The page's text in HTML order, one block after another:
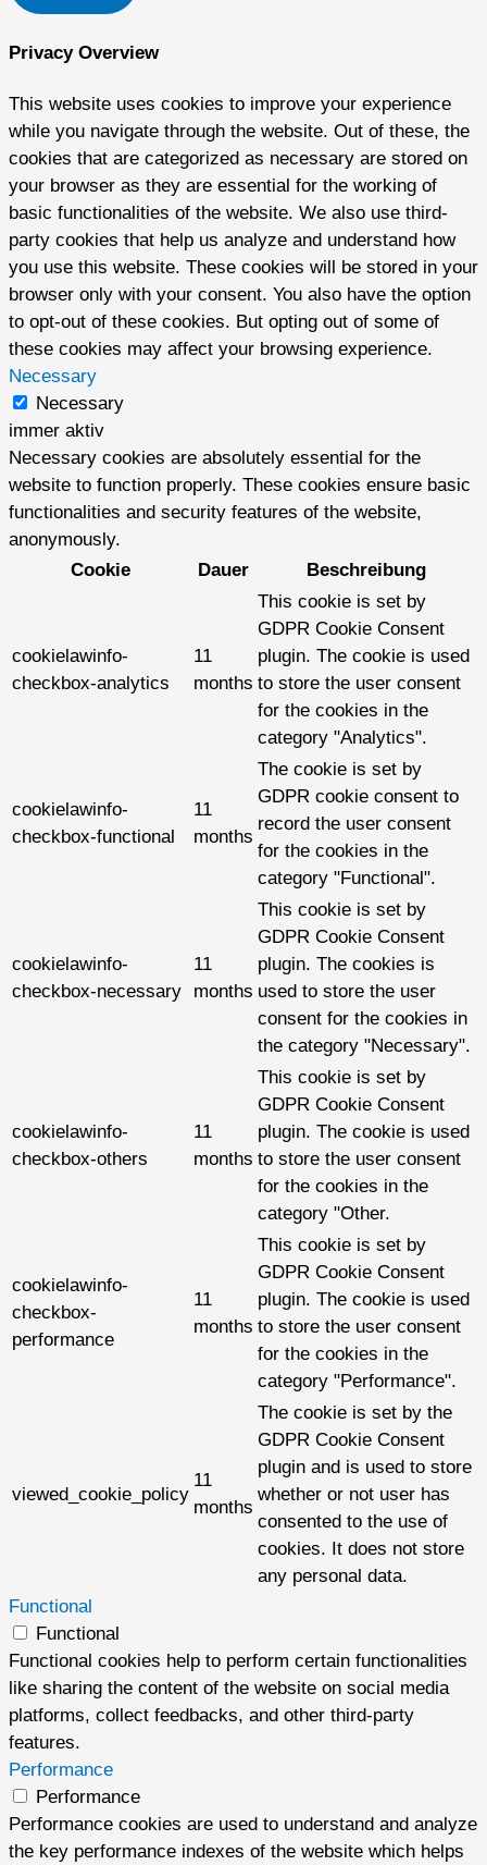
Privacy Overview
This website uses cookies to improve your experience
while you navigate through the website. Out of these, the
cookies that are categorized as necessary are stored on
your browser as they are essential for the working of
basic functionalities of the website. We also use third-
party cookies that help us analyze and understand how
you use this website. These cookies will be stored in your
browser only with your consent. You also have the option
to opt-out of these cookies. But opting out of some of
these cookies may affect your browsing experience.
Necessary
Necessary
immer aktiv
Necessary cookies are absolutely essential for the
website to function properly. These cookies ensure basic
functionalities and security features of the website,
anonymously.
Cookie
Dauer Beschreibung
cookielawinfo-
checkbox-analytics
11
months
This cookie is set by
GDPR Cookie Consent
plugin. The cookie is used
to store the user consent
for the cookies in the
category "Analytics".
cookielawinfo-
checkbox-functional
11
months
The cookie is set by
GDPR cookie consent to
record the user consent
for the cookies in the
category "Functional".
cookielawinfo-
checkbox-necessary
11
months
This cookie is set by
GDPR Cookie Consent
plugin. The cookies is
used to store the user
consent for the cookies in
the category "Necessary".
cookielawinfo-
checkbox-others
11
months
This cookie is set by
GDPR Cookie Consent
plugin. The cookie is used
to store the user consent
for the cookies in the
category "Other.
cookielawinfo-
checkbox-
performance
11
months
This cookie is set by
GDPR Cookie Consent
plugin. The cookie is used
to store the user consent
for the cookies in the
category "Performance".
viewed_cookie_policy
11
months
The cookie is set by the
GDPR Cookie Consent
plugin and is used to store
whether or not user has
consented to the use of
cookies. It does not store
any personal data.
Functional
Functional
Functional cookies help to perform certain functionalities
like sharing the content of the website on social media
platforms, collect feedbacks, and other third-party
features.
Performance
Performance
Performance cookies are used to understand and analyze
the key performance indexes of the website which helps